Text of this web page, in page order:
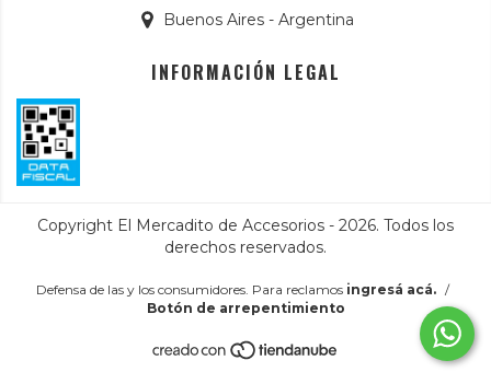
Buenos Aires - Argentina
INFORMACIÓN LEGAL
Copyright El Mercadito de Accesorios - 2026. Todos los
derechos reservados.
Defensa de las y los consumidores. Para reclamos ingresá acá. /
Botón de arrepentimiento